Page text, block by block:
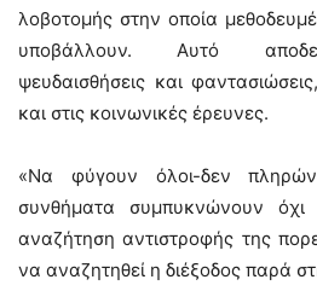
λοβοτομής στην οποία
υποβάλλουν. Αυτό
ψευδαισθήσεις και
και στις κοινωνικές έρευνες.
«Να φύγουν όλοι-δεν
συνθήματα συμπυκνώνουν
αναζήτηση αντιστροφής της
να αναζητηθεί η διέξοδος παρά